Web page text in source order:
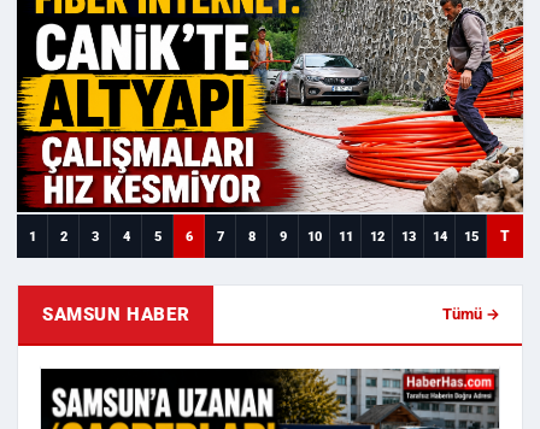
1 2 3 4 5 6 7 8 9 10 11 12 13 14 15 T
SAMSUN HABER Tümü →